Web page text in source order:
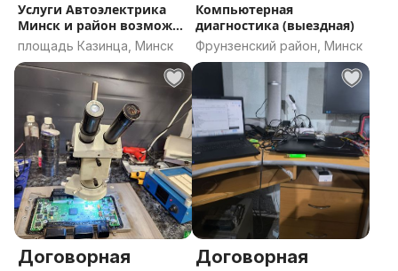
Услуги Автоэлектрика
Минск и район возможен
срочный вызов
площадь Казинца, Минск
Компьютерная
диагностика (выездная)
Фрунзенский район, Минск
Договорная Договорная